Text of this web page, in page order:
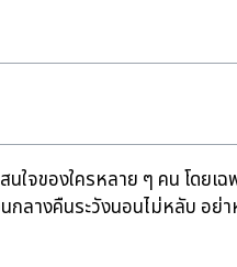
ใจของใครหลาย ๆ คน โดยเฉ
ลางคืนระวังนอนไม่หลับ อย่า